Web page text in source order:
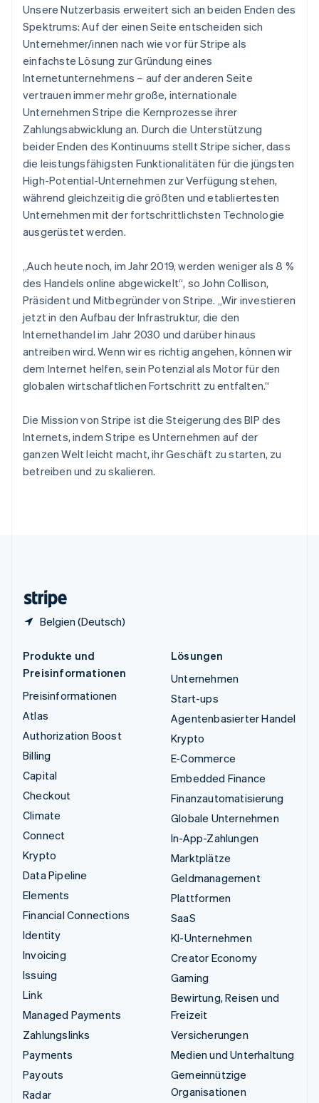
Unsere Nutzerbasis erweitert sich an beiden Enden des
Spektrums: Auf der einen Seite entscheiden sich
Unternehmer/innen nach wie vor für Stripe als
einfachste Lösung zur Gründung eines
Internetunternehmens – auf der anderen Seite
vertrauen immer mehr große, internationale
Unternehmen Stripe die Kernprozesse ihrer
Zahlungsabwicklung an. Durch die Unterstützung
beider Enden des Kontinuums stellt Stripe sicher, dass
die leistungsfähigsten Funktionalitäten für die jüngsten
High-Potential-Unternehmen zur Verfügung stehen,
während gleichzeitig die größten und etabliertesten
Unternehmen mit der fortschrittlichsten Technologie
ausgerüstet werden.
„Auch heute noch, im Jahr 2019, werden weniger als 8 %
des Handels online abgewickelt“, so John Collison,
Präsident und Mitbegründer von Stripe. „Wir investieren
jetzt in den Aufbau der Infrastruktur, die den
Internethandel im Jahr 2030 und darüber hinaus
antreiben wird. Wenn wir es richtig angehen, können wir
dem Internet helfen, sein Potenzial als Motor für den
globalen wirtschaftlichen Fortschritt zu entfalten.“
Die Mission von Stripe ist die Steigerung des BIP des
Internets, indem Stripe es Unternehmen auf der
ganzen Welt leicht macht, ihr Geschäft zu starten, zu
betreiben und zu skalieren.
Belgien (Deutsch)
Niederlande
Nederlands English
Norwegen
English
Österreich
DeutschEnglish
Polen
English
Portugal
PortuguêsEnglish
Rumänien
English
Schweden
Svenska English
Schweiz
Deutsch Français ItalianoEnglish
Singapur
Slowakei
English
Slowenien
EnglishItaliano
Sonderverwaltungsregion Hongkong,
China
English 简体中文
Spanien
EspañolEnglish
ไทย English
Tschechische Republik
English
Ungarn
English
Produkte und
Preisinformationen
Preisinformationen
Atlas
Authorization Boost
Billing
Capital
Checkout
Climate
Connect
Krypto
Data Pipeline
Elements
Financial Connections
Identity
Invoicing
Issuing
Link
Managed Payments
Zahlungslinks
Payments
Payouts
Radar
Lösungen
Unternehmen
Start-ups
Agentenbasierter Handel
Krypto
E-Commerce
Embedded Finance
Finanzautomatisierung
Globale Unternehmen
In-App-Zahlungen
Marktplätze
Geldmanagement
Plattformen
SaaS
KI-Unternehmen
Creator Economy
Gaming
Bewirtung, Reisen und
Freizeit
Versicherungen
Medien und Unterhaltung
Gemeinnützige
Organisationen